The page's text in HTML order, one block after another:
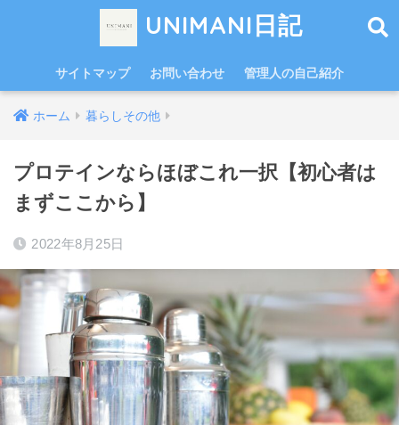
UNIMANI日記
サイトマップ お問い合わせ 管理人の自己紹介
ホーム 暮らしその他
プロテインならほぼこれ一択【初心者は
まずここから】
2022年8月25日